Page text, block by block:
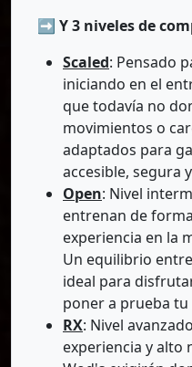
➡️ Y 3 niveles de
Scaled: Pensado
iniciando en el
que todavía no
movimientos o
adaptados para
accesible, segura
Open: Nivel
entrenan de
experiencia en la
Un equilibrio
ideal para
poner a prueba
RX: Nivel
experiencia y alto